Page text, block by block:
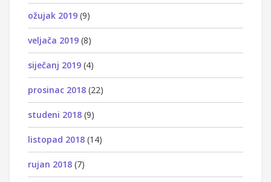
ožujak 2019 (9)
veljača 2019 (8)
siječanj 2019 (4)
prosinac 2018 (22)
studeni 2018 (9)
listopad 2018 (14)
rujan 2018 (7)